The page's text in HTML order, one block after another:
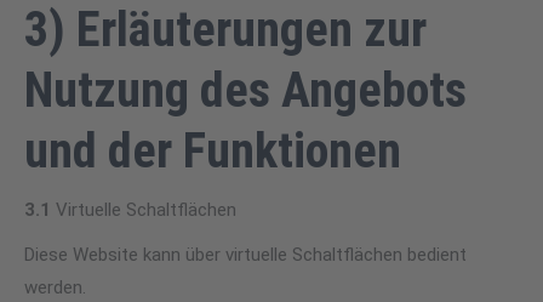
3) Erläuterungen zur
Nutzung des Angebots
und der Funktionen
3.1 Virtuelle Schaltflächen
Diese Website kann über virtuelle Schaltflächen bedient
werden.